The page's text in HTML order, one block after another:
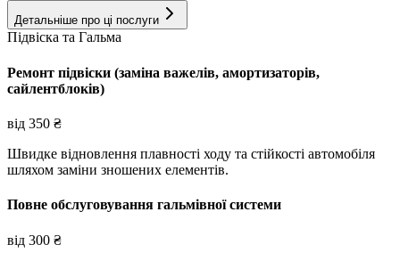
Детальніше про ці послуги
Підвіска та Гальма
Ремонт підвіски (заміна важелів, амортизаторів,
сайлентблоків)
від 350 ₴
Швидке відновлення плавності ходу та стійкості автомобіля
шляхом заміни зношених елементів.
Повне обслуговування гальмівної системи
від 300 ₴